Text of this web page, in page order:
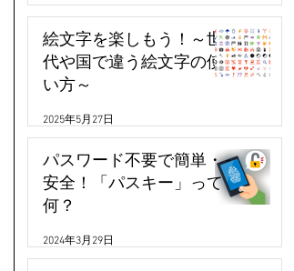
絵文字を楽しもう！～世
代や国で違う絵文字の使
い方～
2025年5月27日
パスワード不要で簡単・
安全！「パスキー」って
何？
2024年3月29日